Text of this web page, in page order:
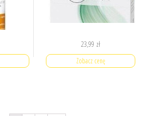
23,99 zł
Zobacz cenę